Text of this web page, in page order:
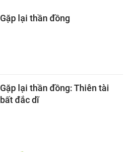
Gặp lại thần đồng
Gặp lại thần đồng: Thiên tài
bất đắc dĩ